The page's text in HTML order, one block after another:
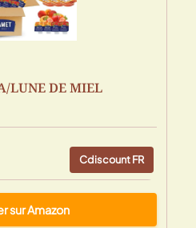
LUNE DE MIEL
Cdiscount FR
sur Amazon